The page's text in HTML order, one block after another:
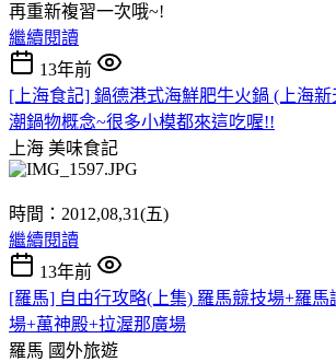
再重新複習一次哦~!
繼續閱讀
13年前
[上海食記] 鍋德港式海鮮肥牛火鍋 (上海
潮鍋物概念~很多小模都來這吃喔!!
上海 美味食記
時間：2012,08,31(五)
繼續閱讀
13年前
[羅馬] 自由行攻略(上集) 羅馬競技場+羅
場+萬神殿+拉渥那廣場
羅馬 國外旅遊